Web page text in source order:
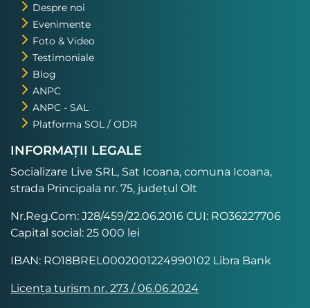
Despre noi
Evenimente
Foto & Video
Testimoniale
Blog
ANPC
ANPC - SAL
Platforma SOL / ODR
INFORMAȚII LEGALE
Socializare Live SRL, Sat Icoana, comuna Icoana,
strada Principala nr. 75, județul Olt
Nr.Reg.Com: J28/459/22.06.2016 CUI: RO36227706
Capital social: 25 000 lei
IBAN: RO18BREL0002001224990102 Libra Bank
Licența turism nr. 273 / 06.06.2024